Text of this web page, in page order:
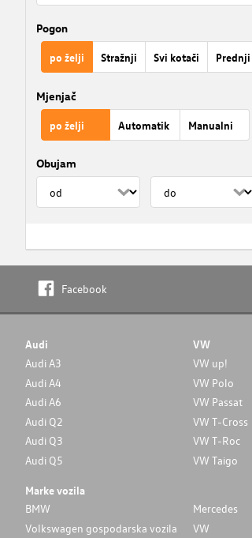
Pogon
po želji Stražnji Svi kotači Prednji
Mjenjač
po želji Automatik Manualni
Obujam
Facebook
Audi
Audi A3
Audi A4
Audi A6
Audi Q2
Audi Q3
Audi Q5
VW
VW up!
VW Polo
VW Passat
VW T-Cross
VW T-Roc
VW Taigo
Marke vozila
BMW
Mercedes
Volkswagen gospodarska vozila
VW